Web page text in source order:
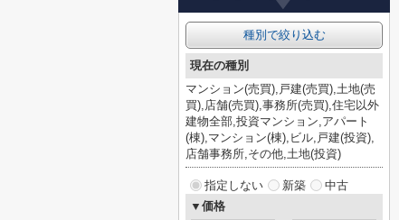
種別で絞り込む
現在の種別
マンション(売買),戸建(売買),土地(売
買),店舗(売買),事務所(売買),住宅以外
建物全部,投資マンション,アパート
(棟),マンション(棟),ビル,戸建(投資),
店舗事務所,その他,土地(投資)
指定しない 新築
中古
▼価格